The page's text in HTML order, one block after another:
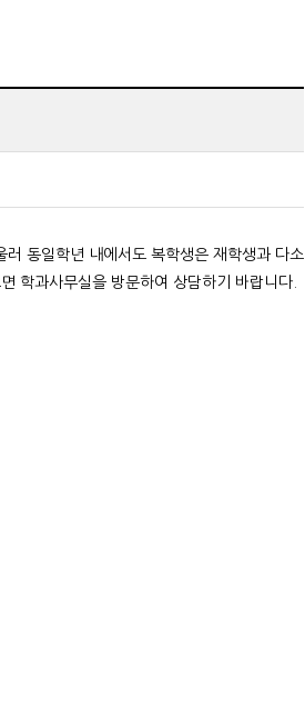
동일학년 내에서도 복학생은 재학생과 다소
학과사무실을 방문하여 상담하기 바랍니다.